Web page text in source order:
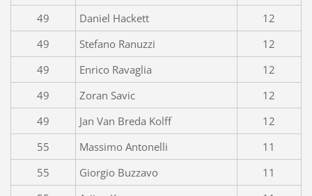
49
Daniel Hackett
12
49
Stefano Ranuzzi
12
49
Enrico Ravaglia
12
49
Zoran Savic
12
49
Jan Van Breda Kolff
12
55
Massimo Antonelli
11
55
Giorgio Buzzavo
11